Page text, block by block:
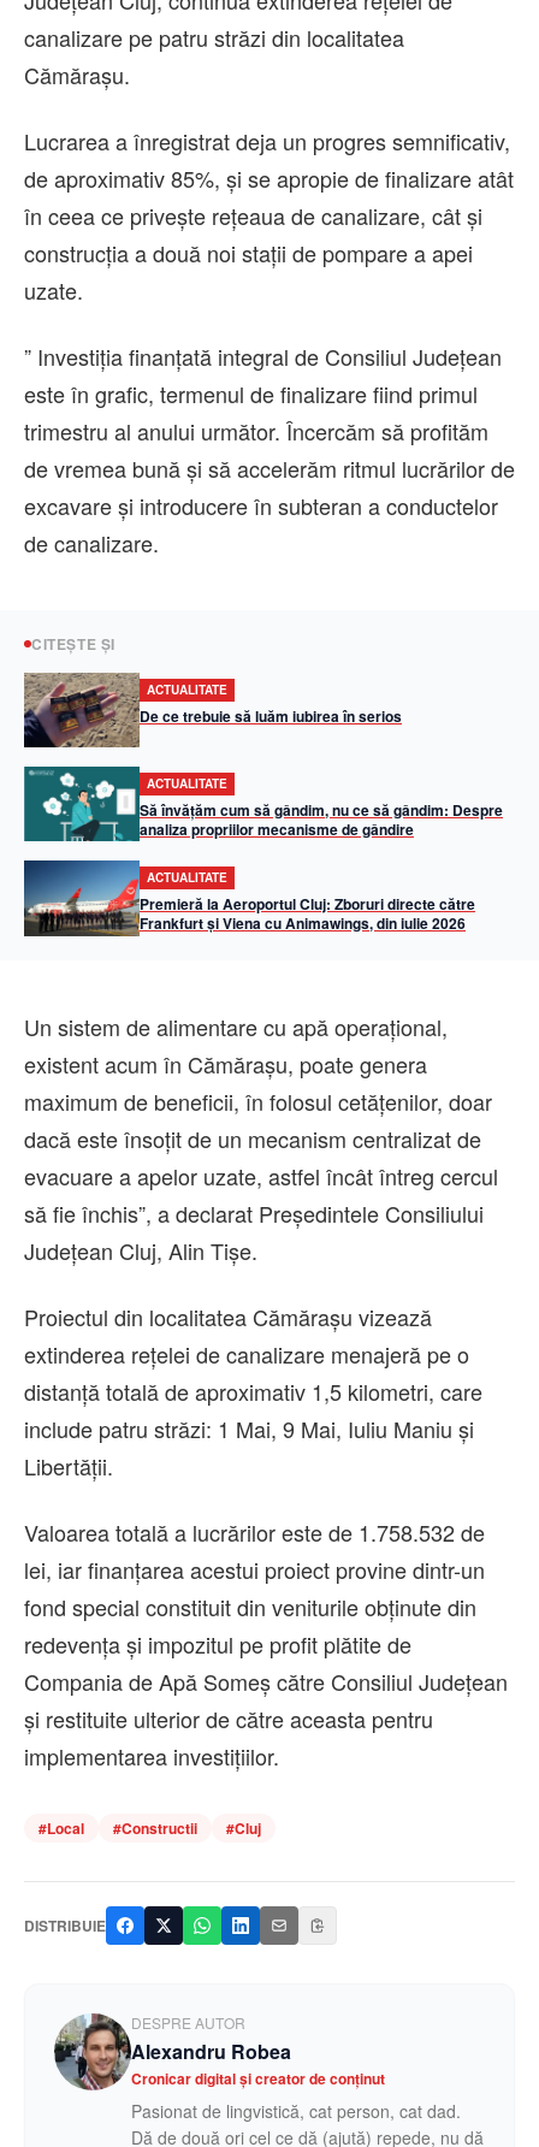
canalizare pe patru străzi din localitatea
Cămărașu.
Lucrarea a înregistrat deja un progres semnificativ,
de aproximativ 85%, și se apropie de finalizare atât
în ceea ce privește rețeaua de canalizare, cât și
construcția a două noi stații de pompare a apei
uzate.
” Investiția finanțată integral de Consiliul Județean
este în grafic, termenul de finalizare fiind primul
trimestru al anului următor. Încercăm să profităm
de vremea bună și să accelerăm ritmul lucrărilor de
excavare și introducere în subteran a conductelor
de canalizare.
CITEȘTE ȘI
ACTUALITATE
De ce trebuie să luăm iubirea în serios
ACTUALITATE
Să învățăm cum să gândim, nu ce să gândim: Despre
analiza propriilor mecanisme de gândire
ACTUALITATE
Premieră la Aeroportul Cluj: Zboruri directe către
Frankfurt și Viena cu Animawings, din iulie 2026
Un sistem de alimentare cu apă operațional,
existent acum în Cămărașu, poate genera
maximum de beneficii, în folosul cetățenilor, doar
dacă este însoțit de un mecanism centralizat de
evacuare a apelor uzate, astfel încât întreg cercul
să fie închis”, a declarat Președintele Consiliului
Județean Cluj, Alin Tișe.
Proiectul din localitatea Cămărașu vizează
extinderea rețelei de canalizare menajeră pe o
distanță totală de aproximativ 1,5 kilometri, care
include patru străzi: 1 Mai, 9 Mai, Iuliu Maniu și
Libertății.
Valoarea totală a lucrărilor este de 1.758.532 de
lei, iar finanțarea acestui proiect provine dintr-un
fond special constituit din veniturile obținute din
redevența și impozitul pe profit plătite de
Compania de Apă Someș către Consiliul Județean
și restituite ulterior de către aceasta pentru
implementarea investițiilor.
#Local #Constructii #Cluj
DISTRIBUIE
DESPRE AUTOR
Alexandru Robea
Cronicar digital și creator de conținut
Pasionat de lingvistică, cat person, cat dad.
Dă de două ori cel ce dă (ajută) repede, nu dă